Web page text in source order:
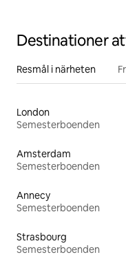
Destinationer
Resmål i närheten
London
Semesterboenden
Amsterdam
Semesterboenden
Annecy
Semesterboenden
Strasbourg
Semesterboenden